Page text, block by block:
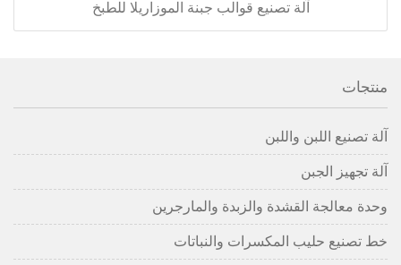
آلة تصنيع قوالب جبنة الموزاريلا للطبخ
منتجات
آلة تصنيع اللبن واللبن
آلة تجهيز الجبن
وحدة معالجة القشدة والزبدة والمارجرين
خط تصنيع حليب المكسرات والنباتات